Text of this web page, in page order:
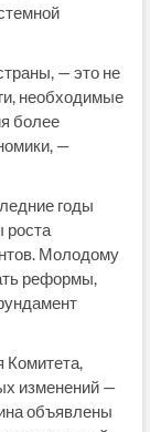
— это не
необходимые
более
—
годы
роста
Молодому
реформы,
изменений —
объявлены